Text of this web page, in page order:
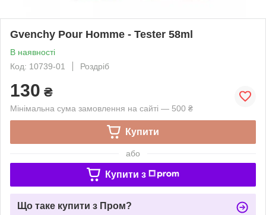
Gvenchy Pour Homme - Tester 58ml
В наявності
Код: 10739-01
Роздріб
130 ₴
Мінімальна сума замовлення на сайті — 500 ₴
Купити
або
Купити з
Що таке купити з Пром?